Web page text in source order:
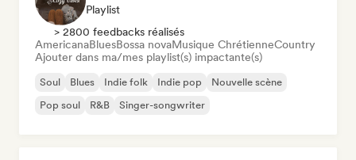
Playlist
> 2800 feedbacks réalisés
AmericanaBluesBossa novaMusique ChrétienneCountry
Ajouter dans ma/mes playlist(s) impactante(s)
Soul Blues Indie folk Indie pop
Nouvelle scène
Pop soul
R&B Singer-songwriter